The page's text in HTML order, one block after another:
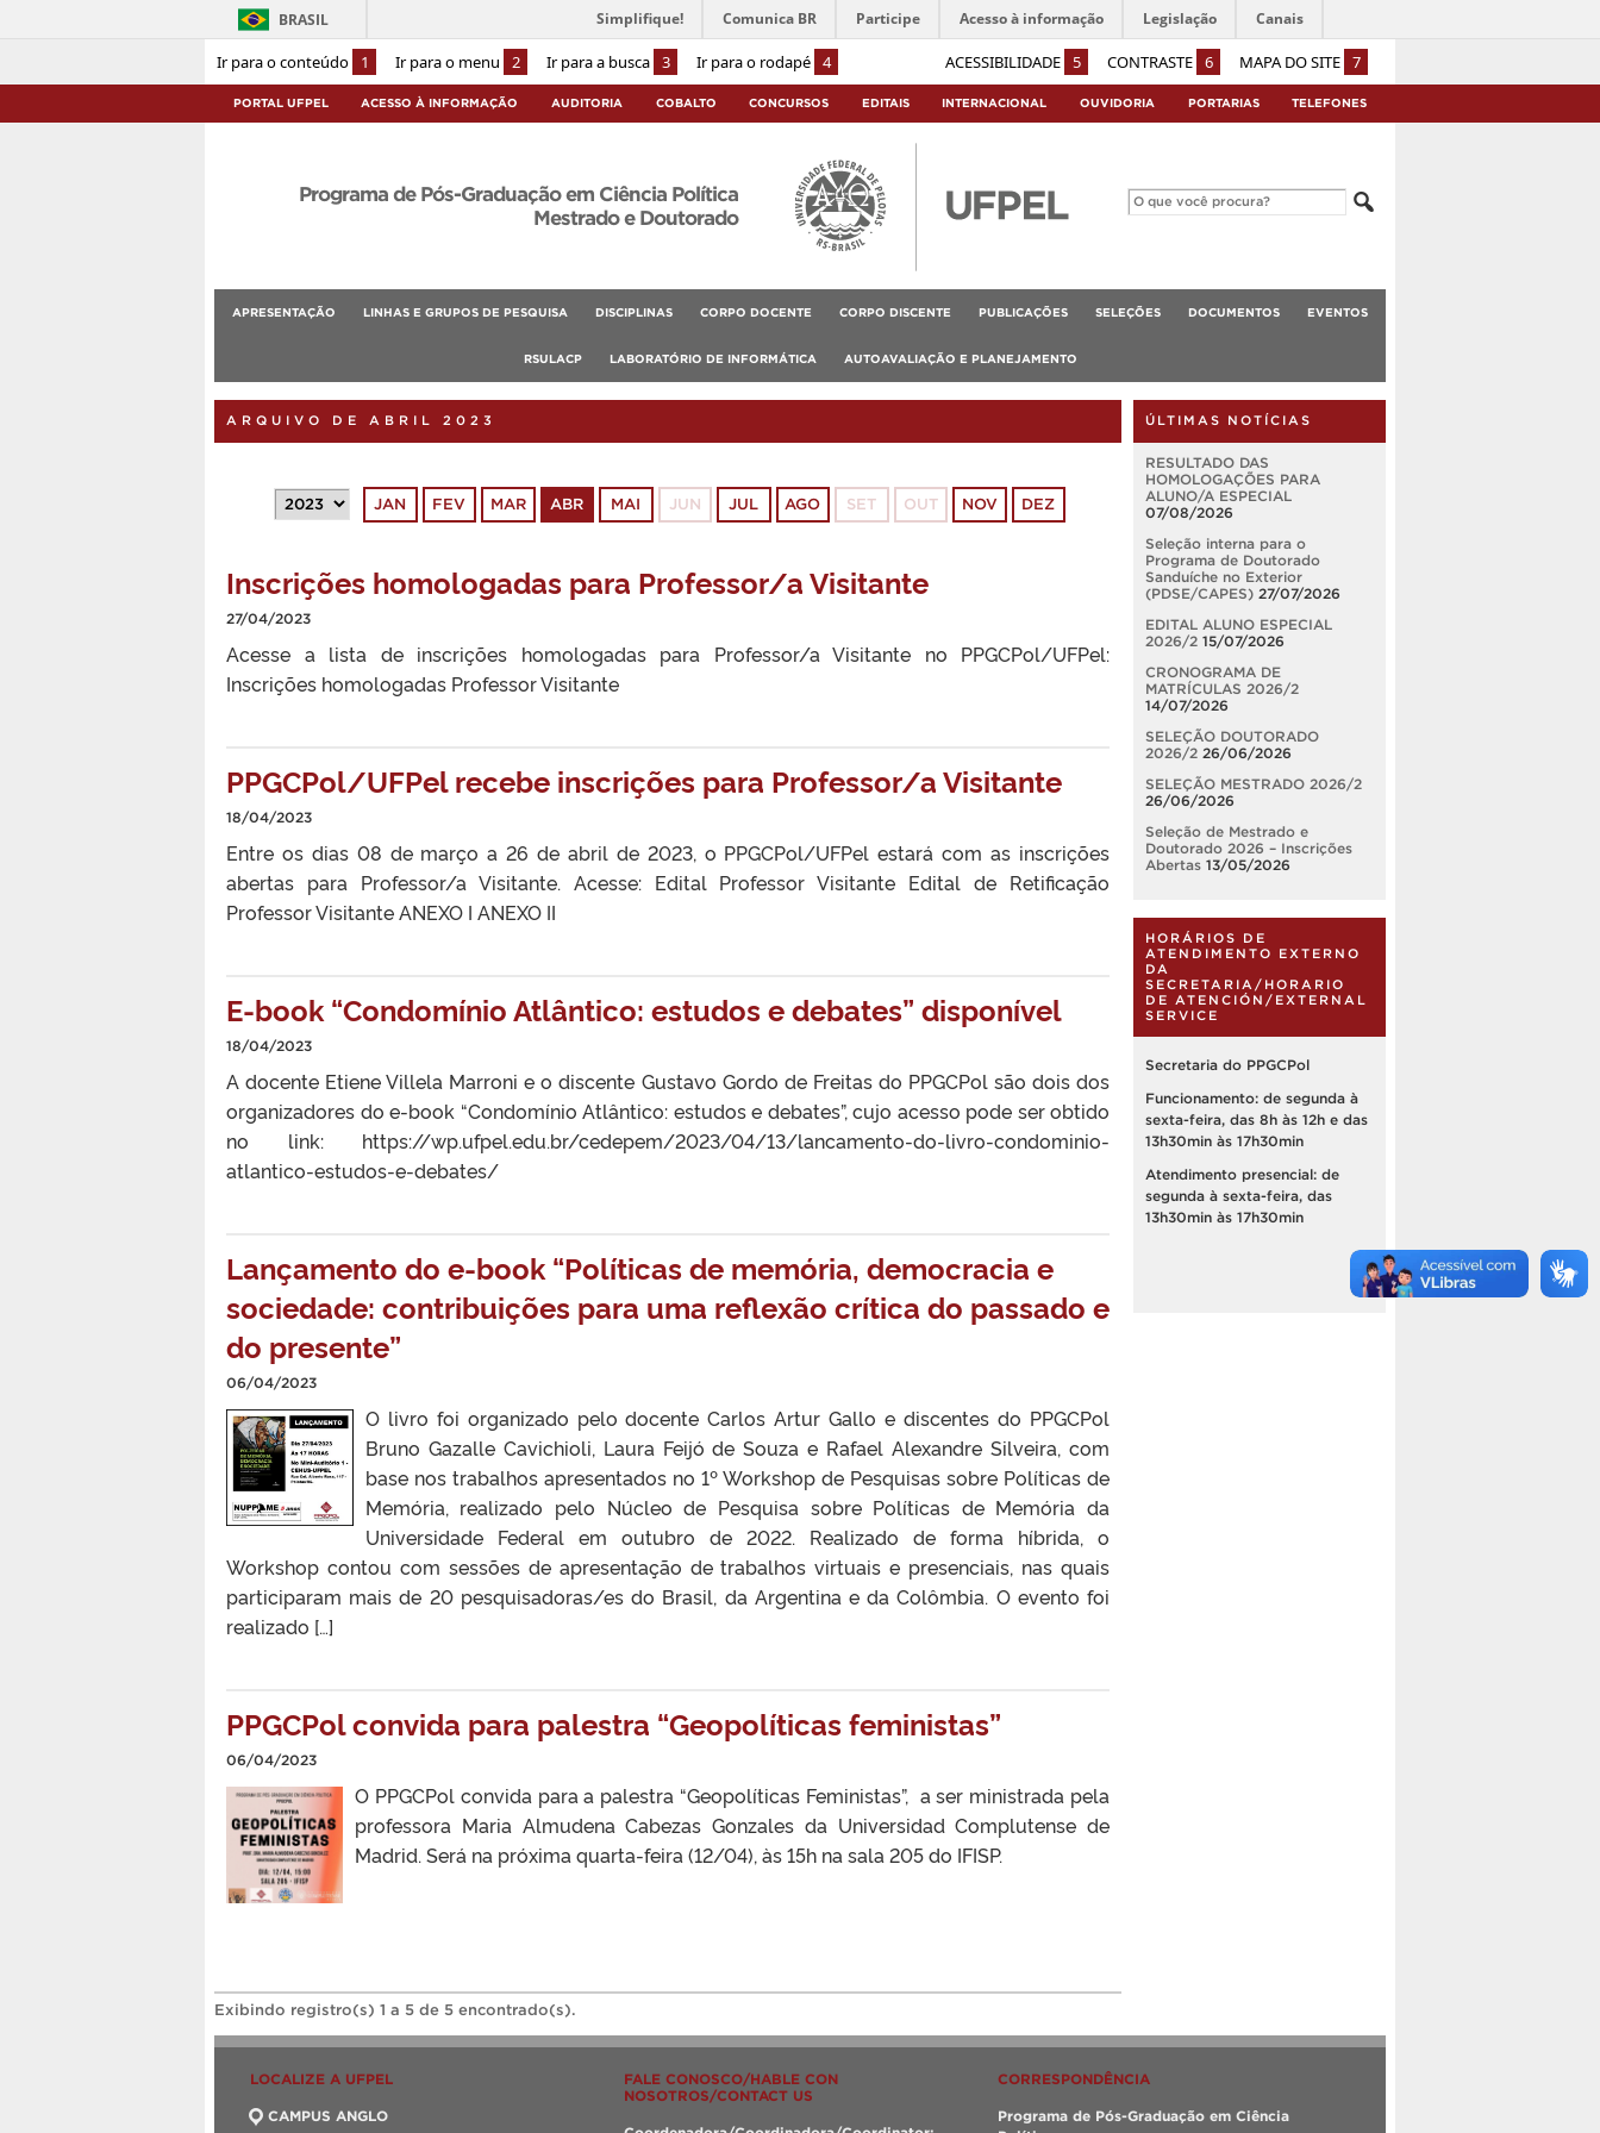
Ir para o conteúdo 1 Ir para o menu 2 Ir para a busca 3 Ir para o rodapé 4 ACESSIBILIDADE 5 CONTRASTE 6 MAPA DO SITE 7
BRASIL Simplifique! Comunica BR Participe Acesso à informação Legislação Canais
PORTAL UFPEL ACESSO À INFORMAÇÃO AUDITORIA COBALTO CONCURSOS EDITAIS INTERNACIONAL OUVIDORIA PORTARIAS TELEFONES
Programa de Pós-Graduação em Ciência Política
Mestrado e Doutorado
APRESENTAÇÃO LINHAS E GRUPOS DE PESQUISA DISCIPLINAS CORPO DOCENTE CORPO DISCENTE PUBLICAÇÕES SELEÇÕES DOCUMENTOS EVENTOS
RSULACP LABORATÓRIO DE INFORMÁTICA AUTOAVALIAÇÃO E PLANEJAMENTO
ARQUIVO DE ABRIL 2023
JAN FEV MAR ABR MAI JUN JUL AGO SET OUT NOV DEZ
Inscrições homologadas para Professor/a Visitante
27/04/2023
Acesse a lista de inscrições homologadas para Professor/a Visitante no PPGCPol/UFPel:
Inscrições homologadas Professor Visitante
PPGCPol/UFPel recebe inscrições para Professor/a Visitante
18/04/2023
Entre os dias 08 de março a 26 de abril de 2023, o PPGCPol/UFPel estará com as inscrições
abertas para Professor/a Visitante. Acesse: Edital Professor Visitante Edital de Retificação
Professor Visitante ANEXO I ANEXO II
E-book “Condomínio Atlântico: estudos e debates” disponível
18/04/2023
A docente Etiene Villela Marroni e o discente Gustavo Gordo de Freitas do PPGCPol são dois dos
organizadores do e-book “Condomínio Atlântico: estudos e debates”, cujo acesso pode ser obtido
no link: https://wp.ufpel.edu.br/cedepem/2023/04/13/lancamento-do-livro-condominio-
atlantico-estudos-e-debates/
Lançamento do e-book “Políticas de memória, democracia e
sociedade: contribuições para uma reflexão crítica do passado e
do presente”
06/04/2023
O livro foi organizado pelo docente Carlos Artur Gallo e discentes do PPGCPol
Bruno Gazalle Cavichioli, Laura Feijó de Souza e Rafael Alexandre Silveira, com
base nos trabalhos apresentados no 1º Workshop de Pesquisas sobre Políticas de
Memória, realizado pelo Núcleo de Pesquisa sobre Políticas de Memória da
Universidade Federal em outubro de 2022. Realizado de forma híbrida, o
Workshop contou com sessões de apresentação de trabalhos virtuais e presenciais, nas quais
participaram mais de 20 pesquisadoras/es do Brasil, da Argentina e da Colômbia. O evento foi
realizado […]
PPGCPol convida para palestra “Geopolíticas feministas”
06/04/2023
O PPGCPol convida para a palestra “Geopolíticas Feministas”, a ser ministrada pela
professora Maria Almudena Cabezas Gonzales da Universidad Complutense de
Madrid. Será na próxima quarta-feira (12/04), às 15h na sala 205 do IFISP.
Exibindo registro(s) 1 a 5 de 5 encontrado(s).
ÚLTIMAS NOTÍCIAS
RESULTADO DAS
HOMOLOGAÇÕES PARA
ALUNO/A ESPECIAL
07/08/2026
Seleção interna para o
Programa de Doutorado
Sanduíche no Exterior
(PDSE/CAPES) 27/07/2026
EDITAL ALUNO ESPECIAL
2026/2 15/07/2026
CRONOGRAMA DE
MATRÍCULAS 2026/2
14/07/2026
SELEÇÃO DOUTORADO
2026/2 26/06/2026
SELEÇÃO MESTRADO 2026/2
26/06/2026
Seleção de Mestrado e
Doutorado 2026 – Inscrições
Abertas 13/05/2026
HORÁRIOS DE
ATENDIMENTO EXTERNO
DA
SECRETARIA/HORARIO
DE ATENCIÓN/EXTERNAL
SERVICE
Secretaria do PPGCPol
Funcionamento: de segunda à
sexta-feira, das 8h às 12h e das
13h30min às 17h30min
Atendimento presencial: de
segunda à sexta-feira, das
13h30min às 17h30min
LOCALIZE A UFPEL
CAMPUS ANGLO
FALE CONOSCO/HABLE CON
NOSOTROS/CONTACT US
CORRESPONDÊNCIA
Programa de Pós-Graduação em Ciência